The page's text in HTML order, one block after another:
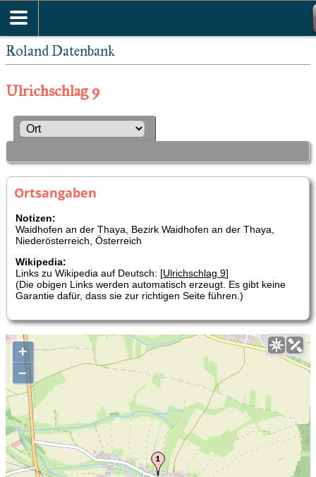
Roland Datenbank
Ulrichschlag 9
Ortsangaben
Notizen:
Waidhofen an der Thaya, Bezirk Waidhofen an der Thaya,
Niederösterreich, Österreich
Wikipedia:
Links zu Wikipedia auf Deutsch: [Ulrichschlag 9]
(Die obigen Links werden automatisch erzeugt. Es gibt keine
Garantie dafür, dass sie zur richtigen Seite führen.)
+
–